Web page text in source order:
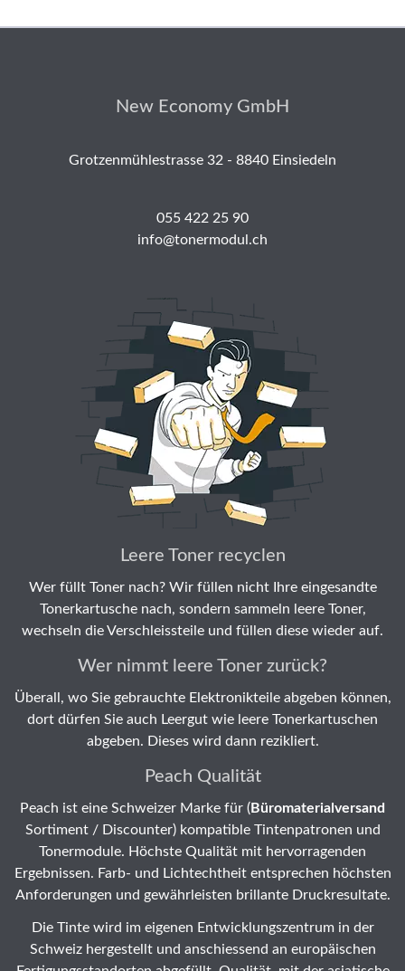
New Economy GmbH
Grotzenmühlestrasse 32 - 8840 Einsiedeln
055 422 25 90
info@tonermodul.ch
Leere Toner recyclen
Wer füllt Toner nach? Wir füllen nicht Ihre eingesandte
Tonerkartusche nach, sondern sammeln leere Toner,
wechseln die Verschleissteile und füllen diese wieder auf.
Wer nimmt leere Toner zurück?
Überall, wo Sie gebrauchte Elektronikteile abgeben können,
dort dürfen Sie auch Leergut wie leere Tonerkartuschen
abgeben. Dieses wird dann rezikliert.
Peach Qualität
Peach ist eine Schweizer Marke für (Büromaterialversand
Sortiment / Discounter) kompatible Tintenpatronen und
Tonermodule. Höchste Qualität mit hervorragenden
Ergebnissen. Farb- und Lichtechtheit entsprechen höchsten
Anforderungen und gewährleisten brillante Druckresultate.
Die Tinte wird im eigenen Entwicklungszentrum in der
Schweiz hergestellt und anschiessend an europäischen